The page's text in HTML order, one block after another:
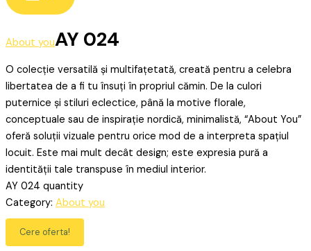
About youAY 024
O colecție versatilă și multifațetată, creată pentru a celebra
libertatea de a fi tu însuți în propriul cămin. De la culori
puternice și stiluri eclectice, până la motive florale,
conceptuale sau de inspirație nordică, minimalistă, “About You”
oferă soluții vizuale pentru orice mod de a interpreta spațiul
locuit. Este mai mult decât design; este expresia pură a
identității tale transpuse în mediul interior.
AY 024 quantity
Category: About you
Cere oferta!